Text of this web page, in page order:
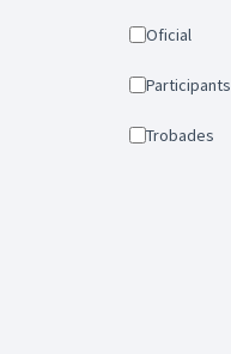
Oficial
Participants
Trobades